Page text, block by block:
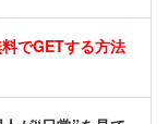
でGETする方法